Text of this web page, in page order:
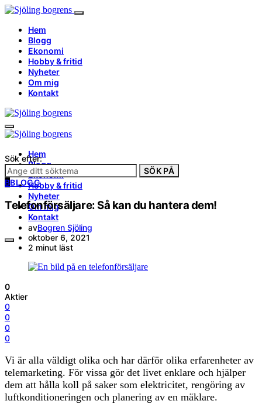
Hem
Blogg
Ekonomi
Hobby & fritid
Nyheter
Om mig
Kontakt
Hem
Blogg
Ekonomi
Hobby & fritid
Nyheter
Om mig
Kontakt
Sök efter:
SÖK PÅ
BBLOGG
Telefonförsäljare: Så kan du hantera dem!
avBogren Sjöling
oktober 6, 2021
2 minut läst
0
Aktier
0
0
0
0
Vi är alla väldigt olika och har därför olika erfarenheter av
telemarketing. För vissa gör det livet enklare och hjälper
dem att hålla koll på saker som elektricitet, rengöring av
luftkonditioneringen och planering av en mäklare.